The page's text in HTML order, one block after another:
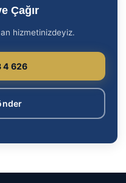
Çağır
hizmetinizdeyiz.
4 626